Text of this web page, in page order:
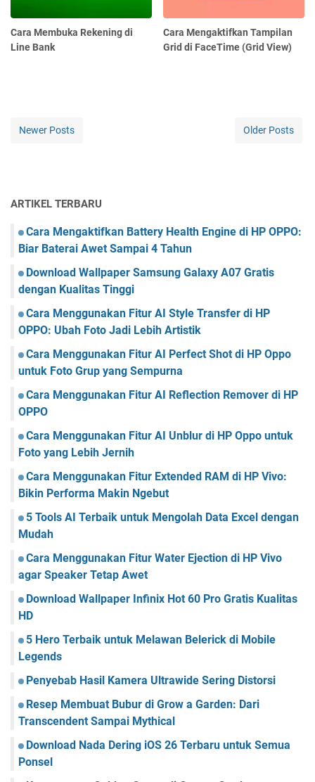
Cara Membuka Rekening di
Line Bank
Cara Mengaktifkan Tampilan
Grid di FaceTime (Grid View)
Newer Posts Older Posts
ARTIKEL TERBARU
Cara Mengaktifkan Battery Health Engine di HP OPPO:
Biar Baterai Awet Sampai 4 Tahun
Download Wallpaper Samsung Galaxy A07 Gratis
dengan Kualitas Tinggi
Cara Menggunakan Fitur AI Style Transfer di HP
OPPO: Ubah Foto Jadi Lebih Artistik
Cara Menggunakan Fitur AI Perfect Shot di HP Oppo
untuk Foto Grup yang Sempurna
Cara Menggunakan Fitur AI Reflection Remover di HP
OPPO
Cara Menggunakan Fitur AI Unblur di HP Oppo untuk
Foto yang Lebih Jernih
Cara Menggunakan Fitur Extended RAM di HP Vivo:
Bikin Performa Makin Ngebut
5 Tools AI Terbaik untuk Mengolah Data Excel dengan
Mudah
Cara Menggunakan Fitur Water Ejection di HP Vivo
agar Speaker Tetap Awet
Download Wallpaper Infinix Hot 60 Pro Gratis Kualitas
HD
5 Hero Terbaik untuk Melawan Belerick di Mobile
Legends
Penyebab Hasil Kamera Ultrawide Sering Distorsi
Resep Membuat Bubur di Grow a Garden: Dari
Transcendent Sampai Mythical
Download Nada Dering iOS 26 Terbaru untuk Semua
Ponsel